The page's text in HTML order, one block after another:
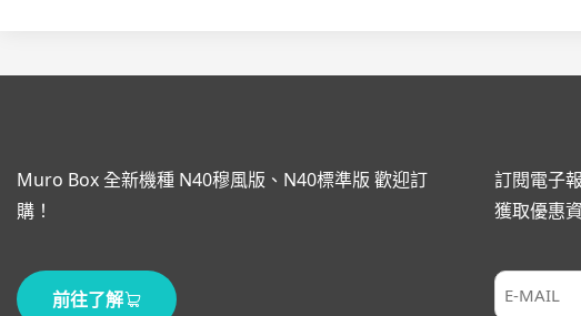
Muro Box 全新機種 N40穆風版、N40標準版 歡迎訂
購！
前往了解
訂閱電子
獲取優惠